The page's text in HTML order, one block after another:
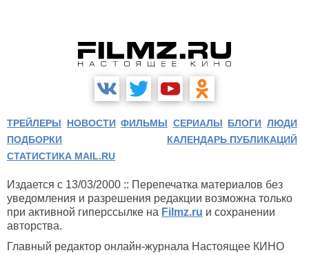
ТРЕЙЛЕРЫ НОВОСТИ ФИЛЬМЫ СЕРИАЛЫ БЛОГИ ЛЮДИ
ПОДБОРКИ
КАЛЕНДАРЬ ПУБЛИКАЦИЙ
СТАТИСТИКА MAIL.RU
Издается с 13/03/2000 :: Перепечатка материалов без
уведомления и разрешения редакции возможна только
при активной гиперссылке на Filmz.ru и сохранении
авторства.
Главный редактор онлайн-журнала Настоящее КИНО